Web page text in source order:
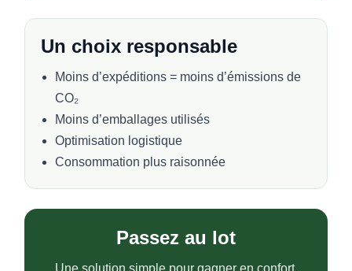
Un choix responsable
Moins d’expéditions = moins d’émissions de
CO₂
Moins d’emballages utilisés
Optimisation logistique
Consommation plus raisonnée
Passez au lot
Une solution simple pour gagner en confort,